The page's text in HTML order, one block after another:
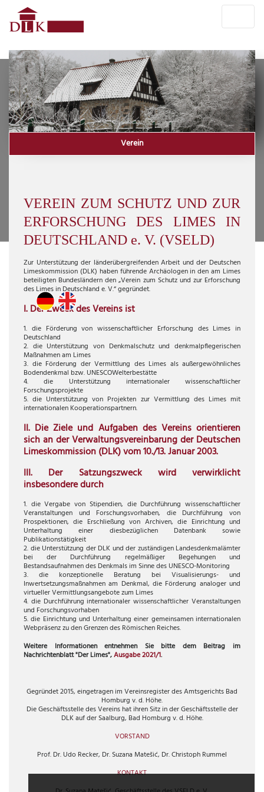
Verein
VEREIN ZUM SCHUTZ UND ZUR
ERFORSCHUNG DES LIMES IN
DEUTSCHLAND e. V. (VSELD)
Zur Unterstützung der länderübergreifenden Arbeit und der Deutschen
Limeskommission (DLK) haben führende Archäologen in den am Limes
beteiligten Bundesländern den „Verein zum Schutz und zur Erforschung
des Limes in Deutschland e. V.“ gegründet.
I. Der Zweck des Vereins ist
1. die Förderung von wissenschaftlicher Erforschung des Limes in
Deutschland
2. die Unterstützung von Denkmalschutz und denkmalpflegerischen
Maßnahmen am Limes
3. die Förderung der Vermittlung des Limes als außergewöhnliches
Bodendenkmal bzw. UNESCOWelterbestätte
4. die Unterstützung internationaler wissenschaftlicher
Forschungsprojekte
5. die Unterstützung von Projekten zur Vermittlung des Limes mit
internationalen Kooperationspartnern.
II. Die Ziele und Aufgaben des Vereins orientieren
sich an der Verwaltungsvereinbarung der Deutschen
Limeskommission (DLK) vom 10./13. Januar 2003.
III. Der Satzungszweck wird verwirklicht
insbesondere durch
1. die Vergabe von Stipendien, die Durchführung wissenschaftlicher
Veranstaltungen und Forschungsvorhaben, die Durchführung von
Prospektionen, die Erschließung von Archiven, die Einrichtung und
Unterhaltung einer diesbezüglichen Datenbank sowie
Publikationstätigkeit
2. die Unterstützung der DLK und der zuständigen Landesdenkmalämter
bei der Durchführung regelmäßiger Begehungen und
Bestandsaufnahmen des Denkmals im Sinne des UNESCO-Monitoring
3. die konzeptionelle Beratung bei Visualisierungs- und
Inwertsetzungsmaßnahmen am Denkmal, die Förderung analoger und
virtueller Vermittlungsangebote zum Limes
4. die Durchführung internationaler wissenschaftlicher Veranstaltungen
und Forschungsvorhaben
5. die Einrichtung und Unterhaltung einer gemeinsamen internationalen
Webpräsenz zu den Grenzen des Römischen Reiches.
Weitere Informationen entnehmen Sie bitte dem Beitrag im
Nachrichtenblatt "Der Limes",Ausgabe 2021/1.
Gegründet 2015, eingetragen im Vereinsregister des Amtsgerichts Bad
Homburg v. d. Höhe.
Die Geschäftsstelle des Vereins hat ihren Sitz in der Geschäftsstelle der
DLK auf der Saalburg, Bad Homburg v. d. Höhe.
VORSTAND
Prof. Dr. Udo Recker, Dr. Suzana Matešić, Dr. Christoph Rummel
KONTAKT